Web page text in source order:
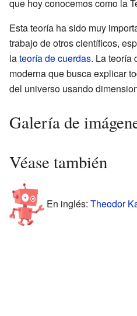
que hoy conocemos como la
Esta teoría ha sido muy
trabajo de otros científicos,
lateoría de cuerdas. La teoría
moderna que busca explicar
del universo usando
Galería de
Véase también
En inglés: Theodor